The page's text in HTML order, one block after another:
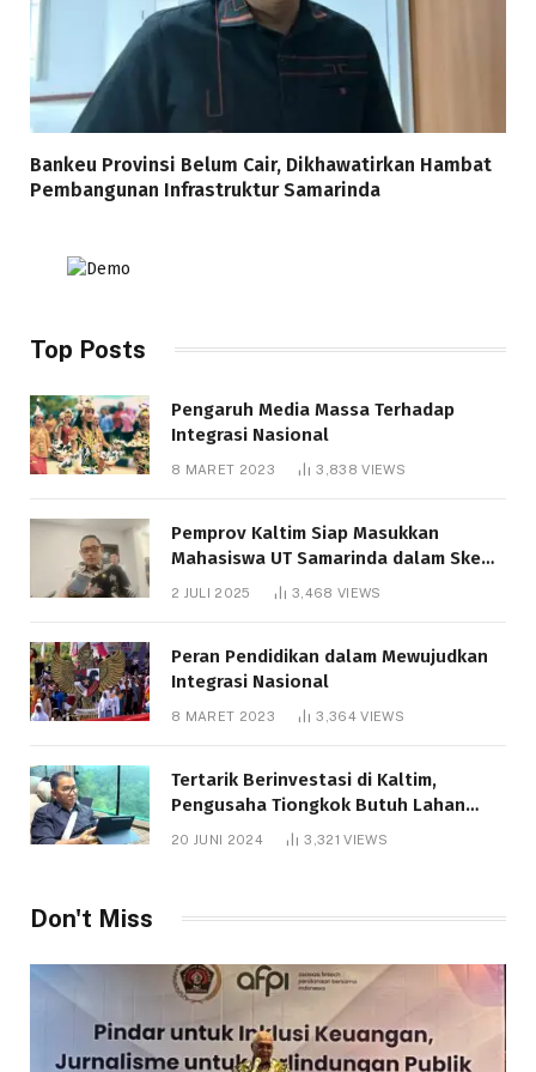
Bankeu Provinsi Belum Cair, Dikhawatirkan Hambat
Pembangunan Infrastruktur Samarinda
Top Posts
Pengaruh Media Massa Terhadap
Integrasi Nasional
8 MARET 2023 3,838VIEWS
Pemprov Kaltim Siap Masukkan
Mahasiswa UT Samarinda dalam Skema
Bantuan Pendidikan Gratispol
2 JULI 2025 3,468 VIEWS
Peran Pendidikan dalam Mewujudkan
Integrasi Nasional
8 MARET 2023 3,364VIEWS
Tertarik Berinvestasi di Kaltim,
Pengusaha Tiongkok Butuh Lahan
20 JUNI 2024 3,321VIEWS
Don't Miss